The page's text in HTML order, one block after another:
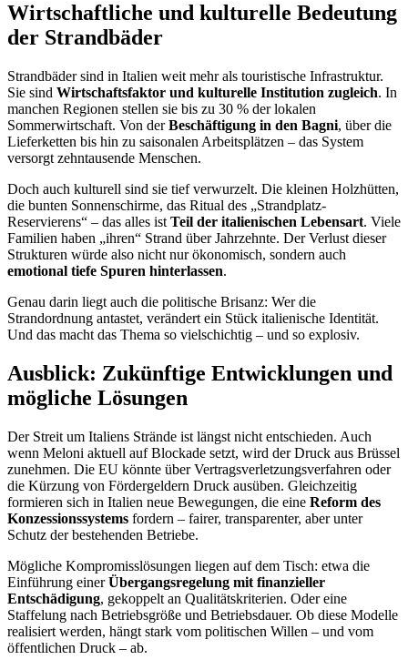
Wirtschaftliche und kulturelle Bedeutung
der Strandbäder
Strandbäder sind in Italien weit mehr als touristische Infrastruktur.
Sie sind Wirtschaftsfaktor und kulturelle Institution zugleich. In
manchen Regionen stellen sie bis zu 30 % der lokalen
Sommerwirtschaft. Von derBeschäftigung in den Bagni, über die
Lieferketten bis hin zu saisonalen Arbeitsplätzen – das System
versorgt zehntausende Menschen.
Doch auch kulturell sind sie tief verwurzelt. Die kleinen Holzhütten,
die bunten Sonnenschirme, das Ritual des „Strandplatz-
Reservierens“ – das alles ist Teil der italienischen Lebensart. Viele
Familien haben „ihren“ Strand über Jahrzehnte. Der Verlust dieser
Strukturen würde also nicht nur ökonomisch, sondern auch
emotional tiefe Spuren hinterlassen.
Genau darin liegt auch die politische Brisanz: Wer die
Strandordnung antastet, verändert ein Stück italienische Identität.
Und das macht das Thema so vielschichtig – und so explosiv.
Ausblick: Zukünftige Entwicklungen und
mögliche Lösungen
Der Streit um Italiens Strände ist längst nicht entschieden. Auch
wenn Meloni aktuell auf Blockade setzt, wird der Druck aus Brüssel
zunehmen. Die EU könnte über Vertragsverletzungsverfahren oder
die Kürzung von Fördergeldern Druck ausüben. Gleichzeitig
formieren sich in Italien neue Bewegungen, die eine Reform des
Konzessionssystems fordern – fairer, transparenter, aber unter
Schutz der bestehenden Betriebe.
Mögliche Kompromisslösungen liegen auf dem Tisch: etwa die
Einführung einerÜbergangsregelung mit finanzieller
Entschädigung, gekoppelt an Qualitätskriterien. Oder eine
Staffelung nach Betriebsgröße und Betriebsdauer. Ob diese Modelle
realisiert werden, hängt stark vom politischen Willen – und vom
öffentlichen Druck – ab.